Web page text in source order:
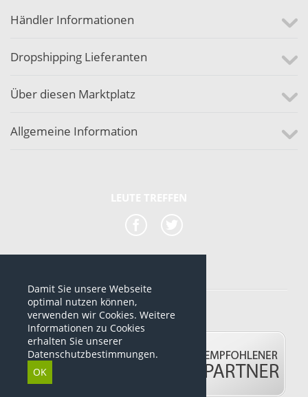
Händler Informationen
Dropshipping Lieferanten
Über diesen Marktplatz
Allgemeine Information
*alle Preise sind netto Preise
© 2012-2026 www.dropshipping-marktplatz.de
Damit Sie unsere Webseite
optimal nutzen können,
verwenden wir Cookies. Weitere
Informationen zu Cookies
erhalten Sie unserer
Datenschutzbestimmungen.
OK